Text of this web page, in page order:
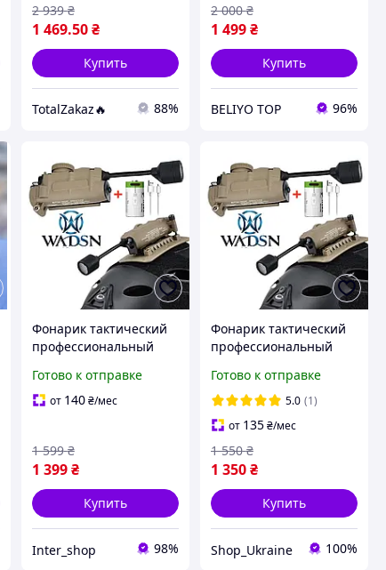
1 469.50 ₴
2 939 ₴
Купить
TotalZakaz🔥 88%
1 499₴
2 000 ₴
Купить
BELIYO TOP 96%
Фонарик тактический
профессиональный
Stalk (DE) с креплением
на военный шлем
Готово к отправке
от 140 ₴/мес
1 399 ₴
1 599 ₴
Купить
Inter_shop 98%
Фонарик тактический
профессиональный
Stalk (DE) с креплением
на военный шлем
Готово к отправке
5.0 (1)
от 135₴/мес
1 350₴
1 550 ₴
Купить
Shop_Ukraine 100%